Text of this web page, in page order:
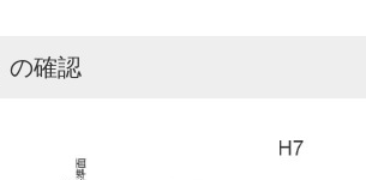
の確認